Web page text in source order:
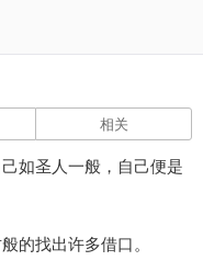
相关
如圣人一般，自己便是
的找出许多借口。